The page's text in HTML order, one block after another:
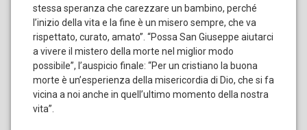
stessa speranza che carezzare un bambino, perché
l’inizio della vita e la fine è un misero sempre, che va
rispettato, curato, amato”. “Possa San Giuseppe aiutarci
a vivere il mistero della morte nel miglior modo
possibile”, l’auspicio finale: “Per un cristiano la buona
morte è un’esperienza della misericordia di Dio, che si fa
vicina a noi anche in quell’ultimo momento della nostra
vita”.